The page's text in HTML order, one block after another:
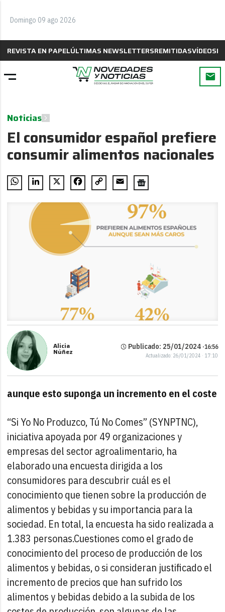
Domingo 09 ago 2026
REVISTA EN PAPELÚLTIMAS NEWSLETTERSREMITIDASVÍDEOS
Noticias
El consumidor español prefiere
consumir alimentos nacionales
WhatsAppLinkedIn
X FacebookCopy
Email
Alicia
Núñez
Publicado: 25/01/2024 ·16:56
Actualizado: 26/01/2024 · 17:10
aunque esto suponga un incremento en el coste
“Si Yo No Produzco, Tú No Comes” (SYNPTNC),
iniciativa apoyada por 49 organizaciones y
empresas del sector agroalimentario, ha
elaborado una encuesta dirigida a los
consumidores para descubrir cuál es el
conocimiento que tienen sobre la producción de
alimentos y bebidas y su importancia para la
sociedad. En total, la encuesta ha sido realizada a
1.383 personas.Cuestiones como el grado de
conocimiento del proceso de producción de los
alimentos y bebidas, o si consideran justificado el
incremento de precios que han sufrido los
alimentos y bebidas debido a la subida de los